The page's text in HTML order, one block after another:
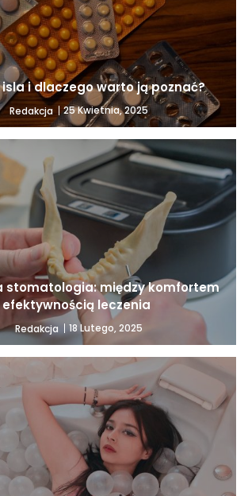
i dlaczego warto ją poznać?
Redakcja 25 Kwietnia, 2025
stomatologia: między komfortem
leczenia
Redakcja 18 Lutego, 2025